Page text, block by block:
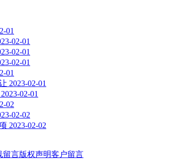
01
02-01
02-01
02-01
01
2023-02-01
2023-02-01
02
02-02
2023-02-02
留言版权声明客户留言